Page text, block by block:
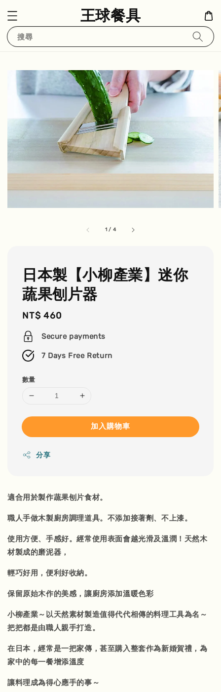
王球餐具
搜尋
1 / 4
日本製【小柳產業】迷你
蔬果刨片器
Regular
price
NT$ 460
Secure payments
7 Days Free Return
數量
加入購物車
分享
適合用於製作蔬果刨片食材。
職人手做木製廚房調理道具。不添加接著劑、不上漆。
使用方便、手感好。經常使用表面會越光滑及溫潤！天然木
材製成的磨泥器，
輕巧好用，便利好收納。
保留原始木作的美感，讓廚房添加溫暖色彩
小柳產業～以天然素材製造值得代代相傳的料理工具為名～
把把都是由職人親手打造。
在日本，經常是一把家傳，甚至購入整套作為新婚賀禮，為
家中的每一餐增添溫度
讓料理成為得心應手的事～